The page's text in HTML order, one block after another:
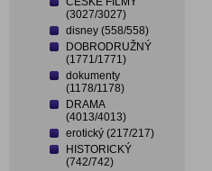
(3027/3027)
disney (558/558)
DOBRODRUŽNÝ
(1771/1771)
dokumenty
(1178/1178)
DRAMA
(4013/4013)
erotický (217/217)
HISTORICKÝ
(742/742)